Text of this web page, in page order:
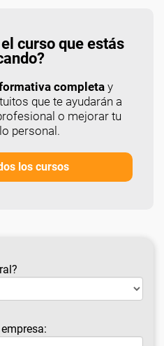
curso que estás
completay
que te ayudarán a
o mejorar tu
personal.
los cursos